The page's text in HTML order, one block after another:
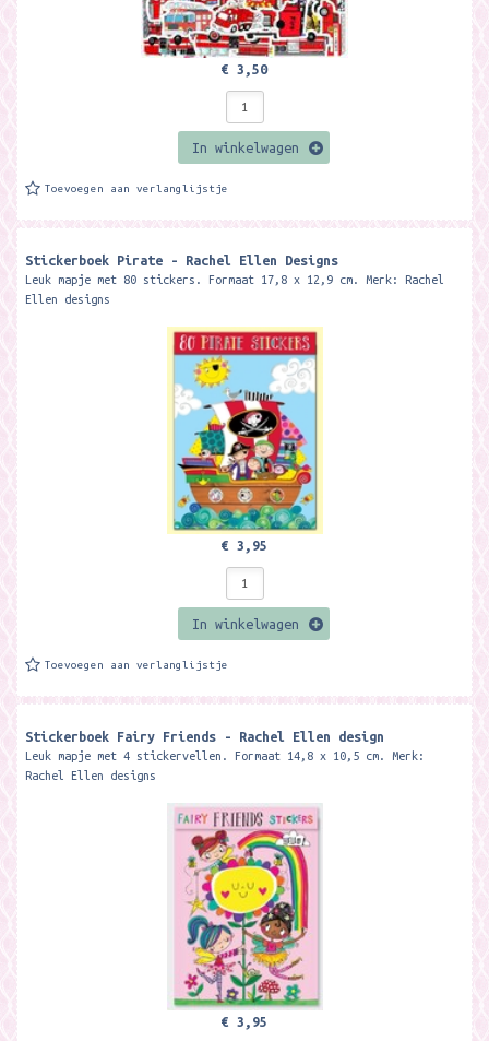
€ 3,50
In winkelwagen
Toevoegen aan verlanglijstje
Stickerboek Pirate - Rachel Ellen Designs
Leuk mapje met 80 stickers. Formaat 17,8 x 12,9 cm. Merk: Rachel
Ellen designs
€ 3,95
In winkelwagen
Toevoegen aan verlanglijstje
Stickerboek Fairy Friends - Rachel Ellen design
Leuk mapje met 4 stickervellen. Formaat 14,8 x 10,5 cm. Merk:
Rachel Ellen designs
€ 3,95